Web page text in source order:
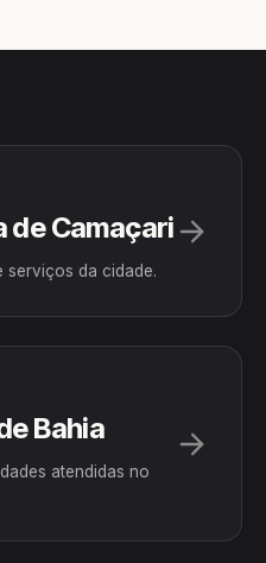
de Camaçari
serviços da cidade.
Bahia
atendidas no